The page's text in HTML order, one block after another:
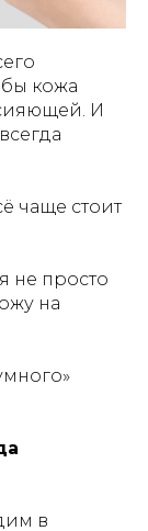
кожа
И
чаще стоит
не просто
на
в